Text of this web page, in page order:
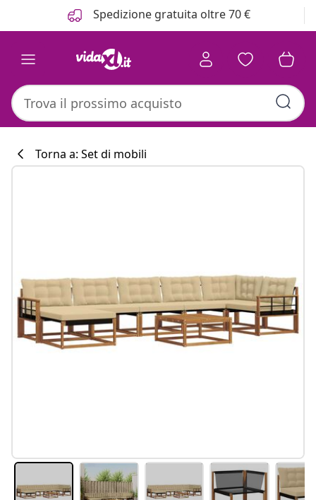
Spedizione gratuita oltre 70 €
Torna a: Set di mobili